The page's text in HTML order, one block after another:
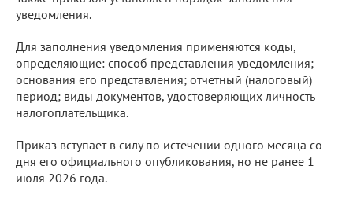
уведомления.
Для заполнения уведомления применяются коды,
определяющие: способ представления уведомления;
основания его представления; отчетный (налоговый)
период; виды документов, удостоверяющих личность
налогоплательщика.
Приказ вступает в силу по истечении одного месяца со
дня его официального опубликования, но не ранее 1
июля 2026 года.